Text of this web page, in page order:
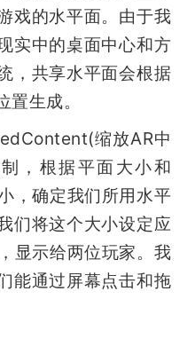
戏的水平面。由于我
实中的桌面中心和方
，共享水平面会根据
生成。
缩放AR中
，根据平面大小和
，确定我们所用水平
们将这个大小设定应
显示给两位玩家。我
能通过屏幕点击和拖